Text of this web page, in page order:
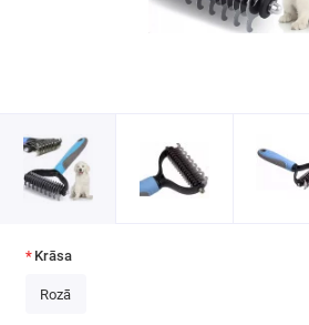
Mājdzīvnieku Ķemmes / Trimmeri
Krāsa
Rozā